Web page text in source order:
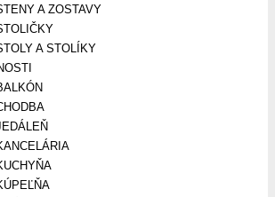
A ZOSTAVY
A STOLÍKY